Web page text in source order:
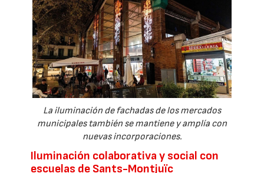
La iluminación de fachadas de los mercados
municipales también se mantiene y amplía con
nuevas incorporaciones.
Iluminación colaborativa y social con
escuelas de Sants-Montjuïc